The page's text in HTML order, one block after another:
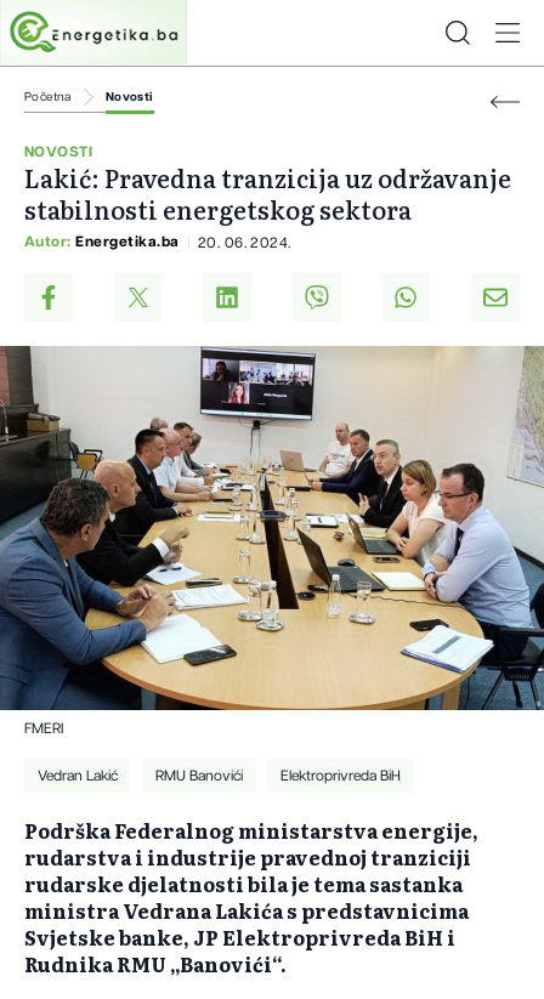
Početna Novosti
NOVOSTI
Lakić: Pravedna tranzicija uz održavanje
stabilnosti energetskog sektora
Autor: Energetika.ba 20. 06. 2024.
FMERI
Vedran Lakić RMU Banovići Elektroprivreda BiH
Podrška Federalnog ministarstva energije,
rudarstva i industrije pravednoj tranziciji
rudarske djelatnosti bila je tema sastanka
ministra Vedrana Lakića s predstavnicima
Svjetske banke, JP Elektroprivreda BiH i
Rudnika RMU „Banovići“.